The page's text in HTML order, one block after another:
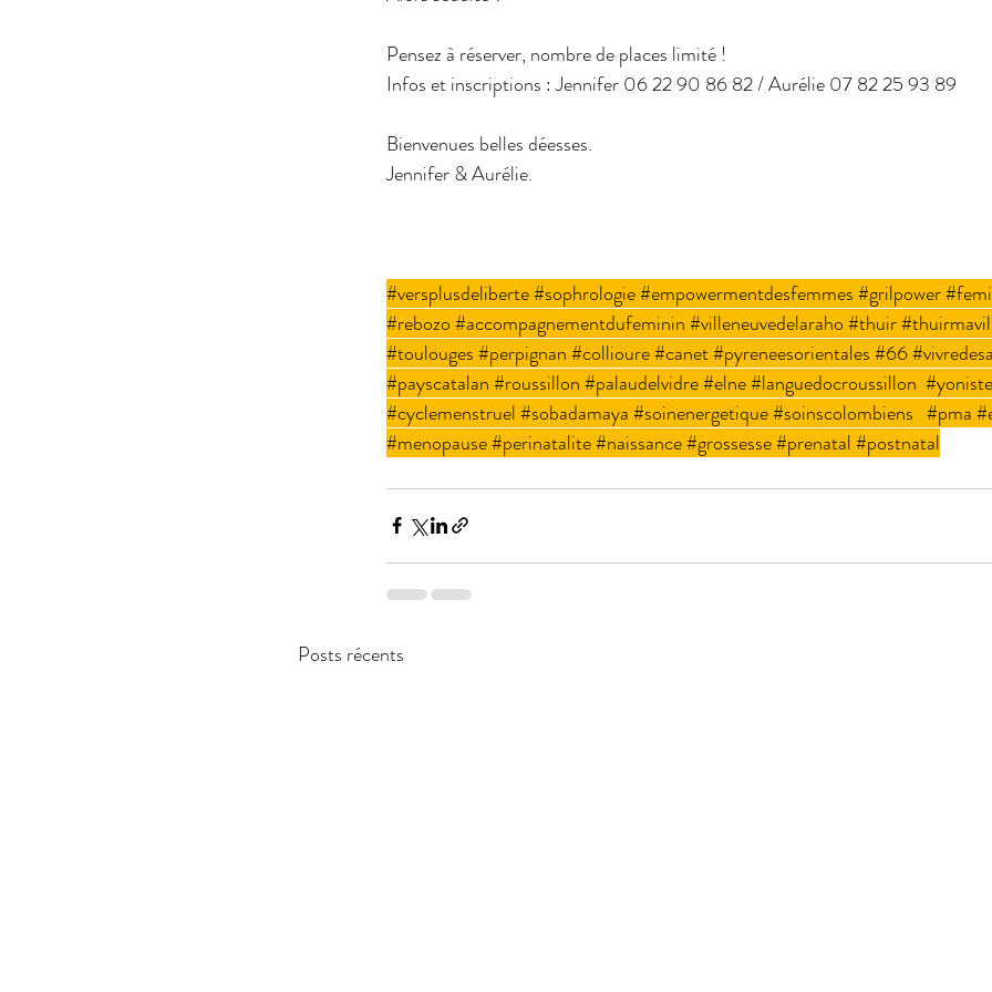
Pensez à réserver, nombre de places limité !
Infos et inscriptions : Jennifer 06 22 90 86 82 / Aurélie 07 82 25 93 89
Bienvenues belles déesses.
Jennifer & Aurélie.
#versplusdeliberte#sophrologie#empowermentdesfemmes#grilpower
#rebozo#accompagnementdufeminin#villeneuvedelaraho#thuir
#toulouges#perpignan#collioure#canet#pyreneesorientales#66
#payscatalan#roussillon#palaudelvidre#elne#languedocroussillon
#cyclemenstruel#sobadamaya#soinenergetique#soinscolombiens #pma
#menopause#perinatalite#naissance#grossesse#prenatal#postnatal
Posts récents